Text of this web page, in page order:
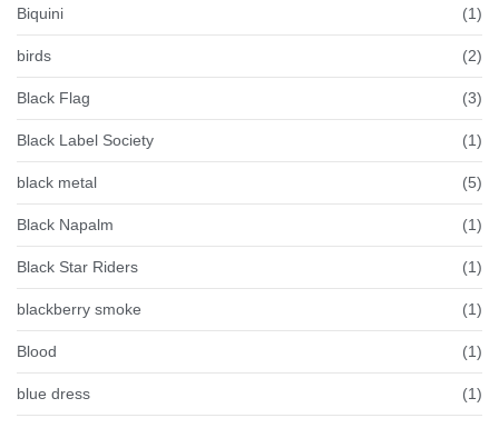
Biquini (1)
birds (2)
Black Flag (3)
Black Label Society (1)
black metal (5)
Black Napalm (1)
Black Star Riders (1)
blackberry smoke (1)
Blood (1)
blue dress (1)